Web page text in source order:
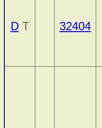
DT 32404